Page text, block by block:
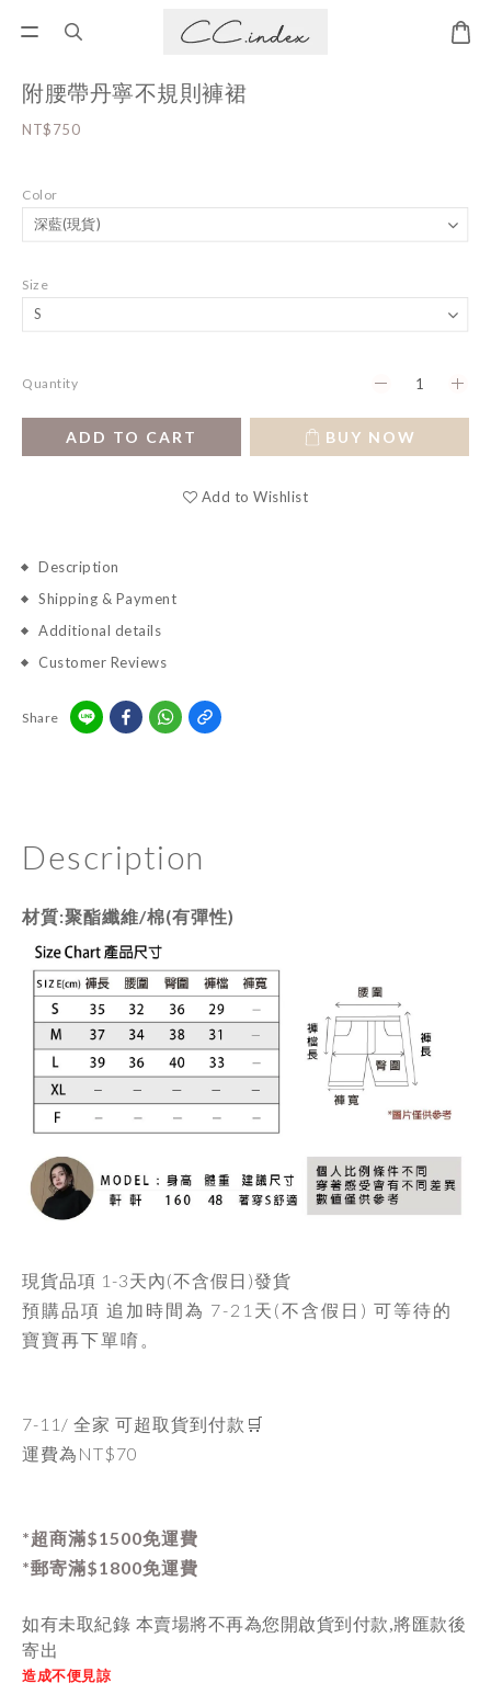
附腰帶丹寧不規則褲裙
NT$750
Color
Size
Quantity
ADD TO CART BUY NOW
Add to Wishlist
Description
Shipping & Payment
Additional details
Customer Reviews
Share
Description
材質:聚酯纖維/棉(有彈性)
現貨品項 1-3天內(不含假日)發貨
預購品項 追加時間為 7-21天 (不含假日) 可等待的
寶寶再下單唷。
7-11/ 全家 可超取貨到付款🛒
運費為 NT$70
*超商滿$1500免運費
*郵寄滿$1800免運費
如有未取紀錄 本賣場將不再為您開啟貨到付款,將匯款後
寄出
造成不便見諒